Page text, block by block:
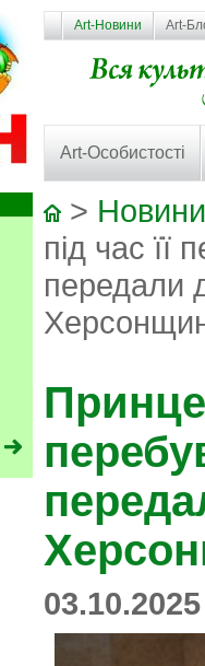
Art-Новини Art-
Art-Особистості
>
під час її
передали